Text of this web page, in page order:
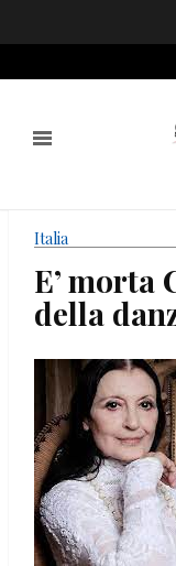
Italia
E’ morta
della